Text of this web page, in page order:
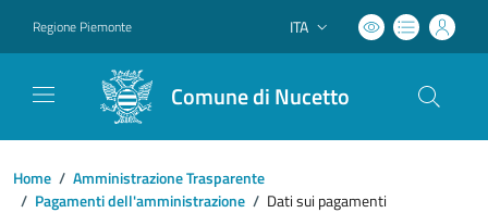
Regione Piemonte Lingua attiva:
ITA
Comune di Nucetto
Home / Amministrazione Trasparente
/ Pagamenti dell'amministrazione / Dati sui pagamenti